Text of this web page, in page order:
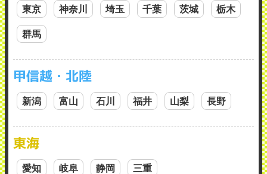
東京 神奈川 埼玉 千葉 茨城 栃木
群馬
甲信越・北陸
新潟 富山 石川 福井 山梨 長野
東海
愛知 岐阜 静岡 三重